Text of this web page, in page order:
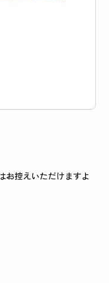
お控えいただけますよ